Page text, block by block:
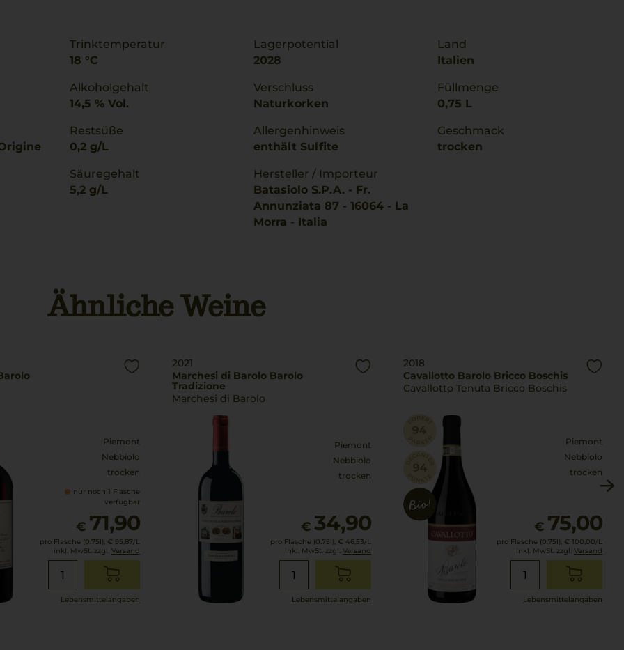
Trinktemperatur
18 °C
Alkoholgehalt
14,5 % Vol.
Restsüße
0,2 g/L
Säuregehalt
5,2 g/L
Lagerpotential
2028
Verschluss
Naturkorken
Allergenhinweis
enthält Sulfite
Hersteller / Importeur
Batasiolo S.P.A. - Fr.
Annunziata 87 - 16064 - La
Morra - Italia
Land
Italien
Füllmenge
0,75 L
Geschmack
trocken
Ähnliche Weine
Piemont
Nebbiolo
trocken
nur noch 1 Flasche
verfügbar
€ 71,90
pro Flasche (0.75l), € 95,87/L
inkl. MwSt. zzgl. Versand
Lebensmittel­angaben
2021
Marchesi di Barolo Barolo
Tradizione
Marchesi di Barolo
Piemont
Nebbiolo
trocken
€ 34,90
pro Flasche (0.75l), € 46,53/L
inkl. MwSt. zzgl. Versand
Lebensmittel­angaben
2018
Cavallotto Barolo Bricco Boschis
Cavallotto Tenuta Bricco Boschis
Piemont
Nebbiolo
trocken
€ 75,00
pro Flasche (0.75l), € 100,00/L
inkl. MwSt. zzgl. Versand
Lebensmittel­angaben